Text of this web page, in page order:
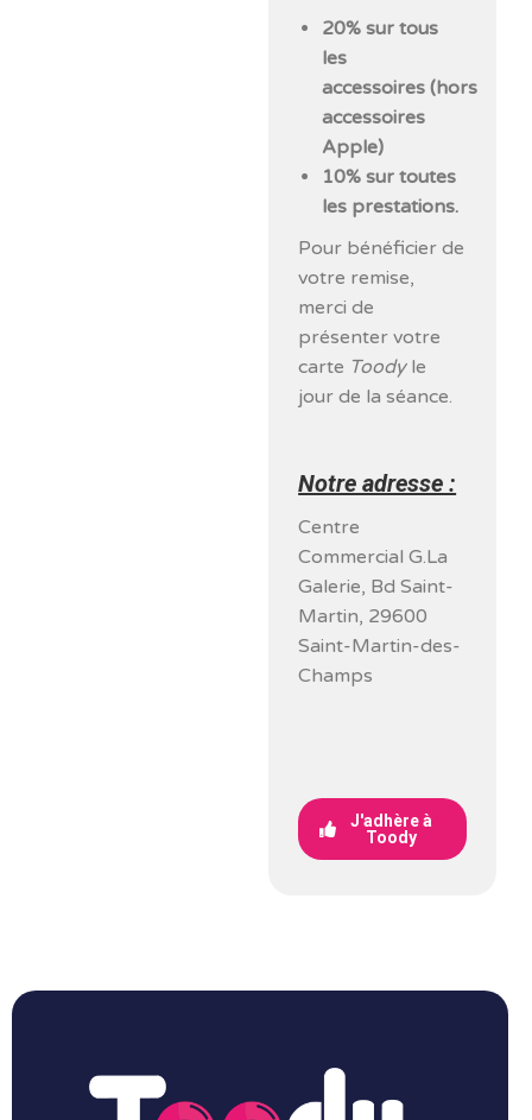
20% sur tous
les
accessoires (hors
accessoires
Apple)
10% sur toutes
les prestations.
Pour bénéficier de
votre remise,
merci de
présenter votre
carte Toody le
jour de la séance.
Notre adresse :
Centre
Commercial G.La
Galerie, Bd Saint-
Martin, 29600
Saint-Martin-des-
Champs
J'adhère à
Toody